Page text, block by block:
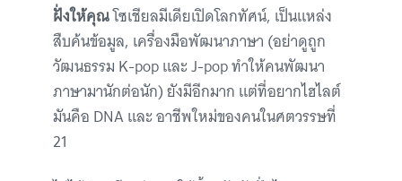
ฝั่งให้คุณโซเชียลมีเดียเปิดโลกทัศน์, เป็นแหล่ง
สืบค้นข้อมูล, เครื่องมือพัฒนาภาษา (อย่าดูถูก
วัฒนธรรม K-pop และ J-pop ทำให้คนพัฒนา
ภาษามานักต่อนัก) ยังมีอีกมาก แต่ที่อยากไฮไลต์
มันคือ DNA และ อาชีพใหม่ของคนในศตวรรษที่
21